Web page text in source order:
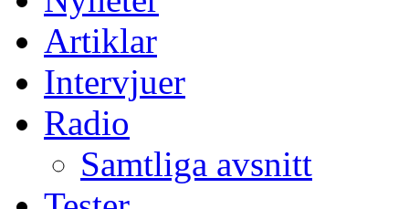
Artiklar
Intervjuer
Radio
Samtliga avsnitt